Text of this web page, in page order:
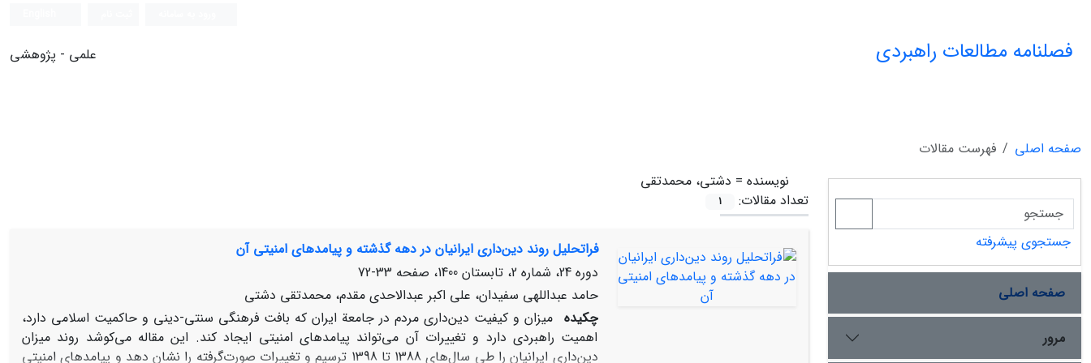
فصلنامه مطالعات راهبردی علمی - پژوهشی
صفحه اصلی
فهرست مقالات
نویسنده = دشتی، محمدتقی
تعداد مقالات:
1
فراتحلیل روند دین‌داری ایرانیان در دهه گذشته و پیامدهای امنیتی آن
دوره 24، شماره 2، تابستان 1400، صفحه
33-72
حامد عبداللهی سفیدان، علی اکبر عبدالاحدی مقدم، محمدتقی دشتی
چکیده میزان و کیفیت دین‌داری مردم در جامعة ایران که بافت فرهنگی سنتی-دینی و حاکمیت اسلامی دارد،
اهمیت راهبردی دارد و تغییرات آن می‌تواند پیامدهای امنیتی ایجاد کند. این مقاله می‌کوشد روند میزان
دین‌داری ایرانیان را طی سال‌های 1388 تا 1398 ترسیم و تغییرات صورت‌گرفته را نشان دهد و پیامدهای امنیتی
جستجوی پیشرفته
صفحه اصلی
مرور